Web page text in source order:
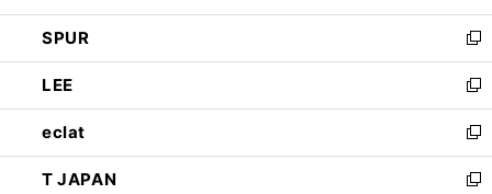
ウ
で
開
く
ン
ド
ウ
で
開
く
ウ
ィ
ン
ド
ウ
で
開
く
し
い
ウ
ィ
ン
ド
ウ
で
SPUR
新
し
い
ウ
ィ
ン
ド
LEE
新
し
い
ウ
ィ
eclat
新
し
い
T JAPAN
新